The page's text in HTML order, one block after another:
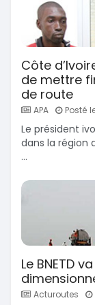
Côte
de mettre
de route
APA Posté
Le président
dans la région
...
Le BNETD
Acturoutes